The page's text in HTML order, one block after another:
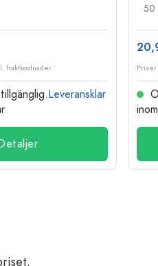
fraktkostnader
Leveransklar
50